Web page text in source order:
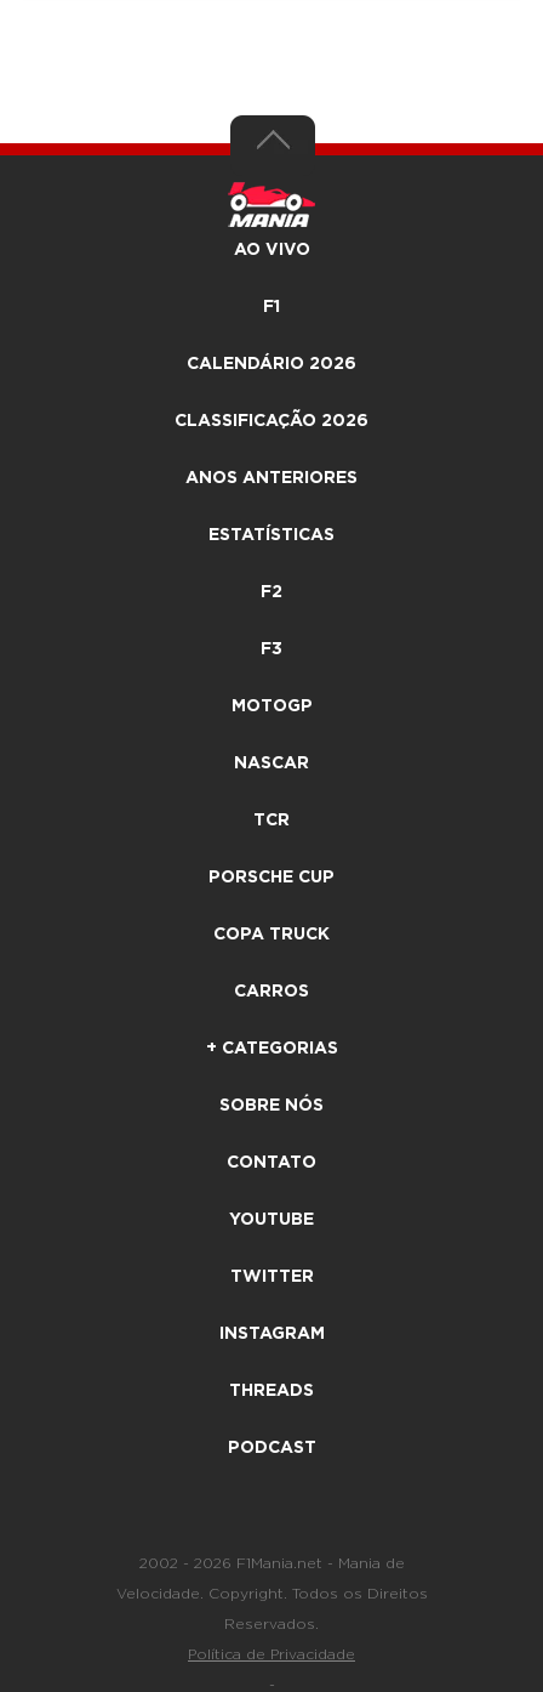
AO VIVO
F1
CALENDÁRIO 2026
CLASSIFICAÇÃO 2026
ANOS ANTERIORES
ESTATÍSTICAS
F2
F3
MOTOGP
NASCAR
TCR
PORSCHE CUP
COPA TRUCK
CARROS
+ CATEGORIAS
SOBRE NÓS
CONTATO
YOUTUBE
TWITTER
INSTAGRAM
THREADS
PODCAST
2002 - 2026 F1Mania.net - Mania de
Velocidade. Copyright. Todos os Direitos
Reservados.
Política de Privacidade
-